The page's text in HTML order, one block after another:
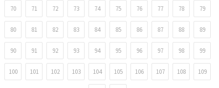
70 71 72 73 74 75 76 77 78 79
80 81 82 83 84 85 86 87 88 89
90 91 92 93 94 95 96 97 98 99
100 101 102 103 104 105 106 107 108 109